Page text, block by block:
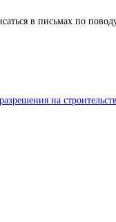
в письмах по
на